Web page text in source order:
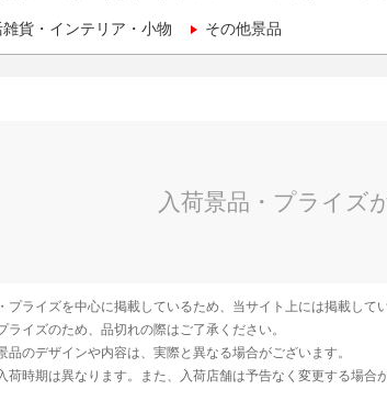
貨・インテリア・小物 その他景品